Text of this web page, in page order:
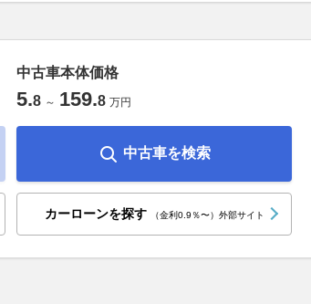
中古車本体価格
5.8 ～ 159.8 万円
中古車を検索
カーローンを探す （金利0.9％〜）外部サイト